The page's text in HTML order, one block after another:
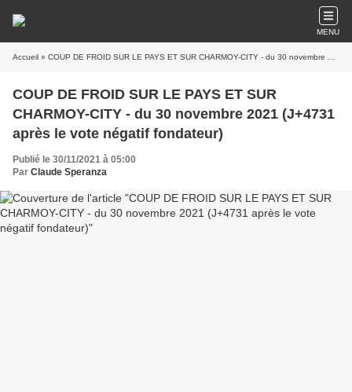
MENU
Accueil » COUP DE FROID SUR LE PAYS ET SUR CHARMOY-CITY - du 30 novembre 2021 (J+4731 après le vote négatif fondateur)
COUP DE FROID SUR LE PAYS ET SUR
CHARMOY-CITY - du 30 novembre 2021 (J+4731
après le vote négatif fondateur)
Publié le 30/11/2021 à 05:00
Par Claude Speranza